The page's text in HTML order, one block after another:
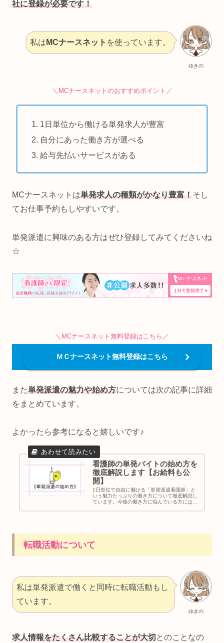
社に登録が必要です！
ゆきの
私は MCナースネット を使っています。
＼MCナースネットのおすすめポイント／
1日単位から働ける単発求人が豊富
自分にあった働き方が選べる
給与先払いサービスがある
MCナースネットは単発求人の種類がかなり豊富！そし
てお仕事予約もしやすいです。
単発派遣に興味のある方はぜひ登録してみてくださいね
☆
＼MCナースネット無料登録はこちら／
ＭＣナースネット無料登録はこちら
また単発派遣の魅力や始め方については次の記事に詳細
をまとめています。
よかったら参考になると嬉しいです♪
看護師の単発バイトの始め方を
徹底解説します【お給料も公
開】
1日単位で自由に働ける「単発派遣看護師」と
いう魅力たっぷりの働き方について徹底解説し
ています。今後の働き方に悩んでいる方にはか
転職活動について
ゆきの
私は単発派遣で働くと同時に転職活動もし
ています。
求人情報をたくさん比較することが大切とのことなの